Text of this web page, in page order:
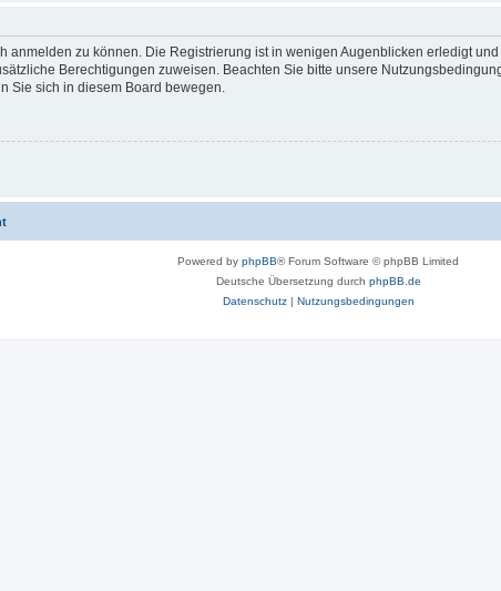
anmelden zu können. Die Registrierung ist in wenigen Augenblicken erledigt
Berechtigungen zuweisen. Beachten Sie bitte unsere
Sie sich in diesem Board bewegen.
Powered by phpBB® Forum Software © phpBB Limited
Deutsche Übersetzung durch phpBB.de
Datenschutz| Nutzungsbedingungen